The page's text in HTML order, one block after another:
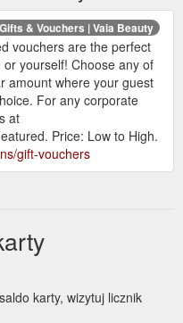
& Vouchers | Vaia Beauty
vouchers are the perfect
yourself! Choose any of
amount where your guest
For any corporate
at
Price: Low to High.
gift-vouchers
karty, wizytuj licznik